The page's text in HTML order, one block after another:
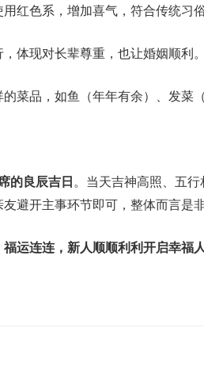
红色系，增加喜气，符合传统习俗
体现对长辈尊重，也让婚姻顺利。
菜品，如鱼（年年有余）、发菜
的良辰吉日 。当天吉神高照、五
避开主事环节即可，整体而言是
运连连，新人顺顺利利开启幸福